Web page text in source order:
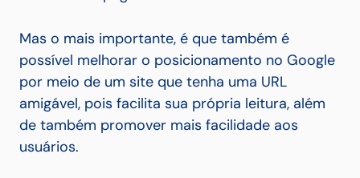
Mas o mais importante, é que também é
possível melhorar o posicionamento no Google
por meio de um site que tenha uma URL
amigável, pois facilita sua própria leitura, além
de também promover mais facilidade aos
usuários.